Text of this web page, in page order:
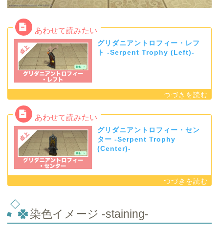
グリダニアントロフィー・レフ
ト -Serpent Trophy (Left)-
グリダニアントロフィー・セン
ター -Serpent Trophy
(Center)-
染色イメージ -staining-